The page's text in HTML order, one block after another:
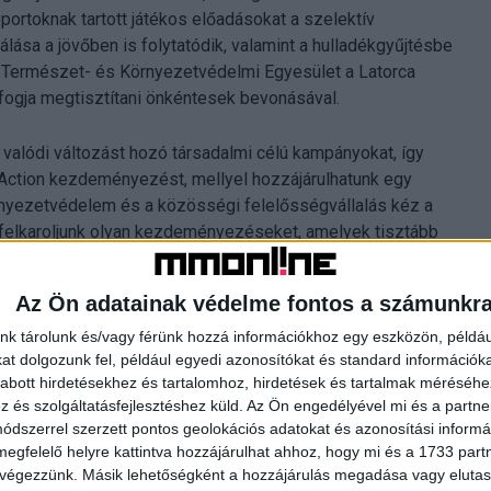
Az Ön adatainak védelme fontos a
tárolunk és/vagy férünk hozzá információkhoz egy eszközön,
dolgozunk fel, például egyedi azonosítókat és standard
hirdetésekhez és tartalomhoz, hirdetések és tartalmak
és szolgáltatásfejlesztéshez küld. Az Ön engedélyével mi és a
szerzett pontos geolokációs adatokat és azonosítási
helyre kattintva hozzájárulhat ahhoz, hogy mi és a 1733
Másik lehetőségként a hozzájárulás megadása vagy
tartott játékos előadásokat a szelektív
a jövőben is folytatódik, valamint a hulladékgyűjtésbe
és Környezetvédelmi Egyesület a Latorca
megtisztítani önkéntesek bevonásával.
változást hozó társadalmi célú kampányokat, így
kezdeményezést, mellyel hozzájárulhatunk egy
és a közösségi felelősségvállalás kéz a
olyan kezdeményezéseket, amelyek tisztább
a résztvevők elhivatottsága, lelkesedése inspiráló
hozzánk ebben a fontos ügyben határon innen és túl
vállalati kapcsolatok igazgatója.
médiaszemélyiség és humorista, hanem elkötelezett
„Azért vállaltam szerepet a PET Kupa
akkor változik a legjobban, ha a
céllal. A PET kupa környezettudatossági
erősíti a civilek és a vállalatok közötti